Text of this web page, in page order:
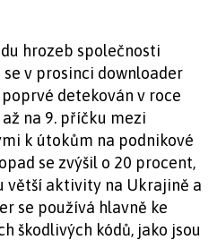
hrozeb společnosti
v prosinci downloader
detekován v roce
na 9. příčku mezi
k útokům na podnikové
se zvýšil o 20 procent,
větší aktivity na Ukrajině a
se používá hlavně ke
škodlivých kódů, jako jsou